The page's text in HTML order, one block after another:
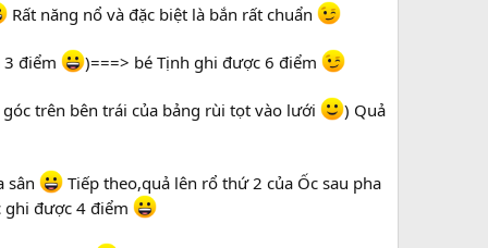
Rất năng nổ và đặc biệt là bắn rất chuẩn
điểm )===> bé Tịnh ghi được 6 điểm
trên bên trái của bảng rùi tọt vào lưới
) Quả
sân
Tiếp theo,quả lên rổ thứ 2 của Ốc sau pha
ghi được 4 điểm